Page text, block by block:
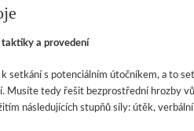
taktiky a provedení
setkání s potenciálním útočníkem, a to
Musíte tedy řešit bezprostřední hrozby
následujících stupňů síly: útěk, verbální